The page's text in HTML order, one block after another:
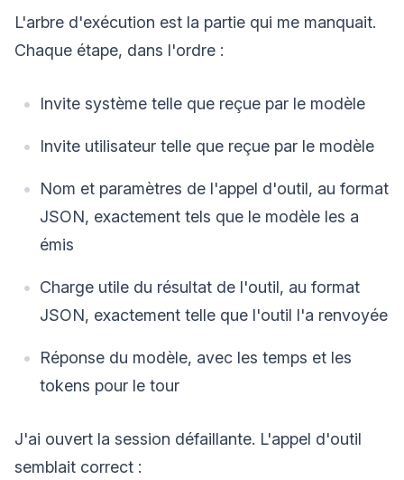
L'arbre d'exécution est la partie qui me manquait.
Chaque étape, dans l'ordre :
Invite système telle que reçue par le modèle
Invite utilisateur telle que reçue par le modèle
Nom et paramètres de l'appel d'outil, au format
JSON, exactement tels que le modèle les a
émis
Charge utile du résultat de l'outil, au format
JSON, exactement telle que l'outil l'a renvoyée
Réponse du modèle, avec les temps et les
tokens pour le tour
J'ai ouvert la session défaillante. L'appel d'outil
semblait correct :